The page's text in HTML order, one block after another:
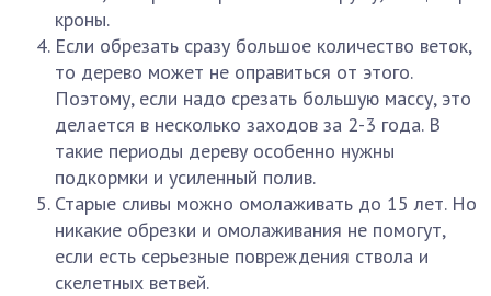
кроны.
Если обрезать сразу большое количество веток,
то дерево может не оправиться от этого.
Поэтому, если надо срезать большую массу, это
делается в несколько заходов за 2-3 года. В
такие периоды дереву особенно нужны
подкормки и усиленный полив.
Старые сливы можно омолаживать до 15 лет. Но
никакие обрезки и омолаживания не помогут,
если есть серьезные повреждения ствола и
скелетных ветвей.